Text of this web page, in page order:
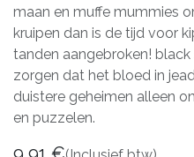
maan en muffe mummies
kruipen dan is de tijd voor
tanden aangebroken!
zorgen dat het bloed in
duistere geheimen alleen
en puzzelen.